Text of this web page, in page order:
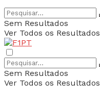
Sem Resultados
Ver Todos os Resultados
Sem Resultados
Ver Todos os Resultados